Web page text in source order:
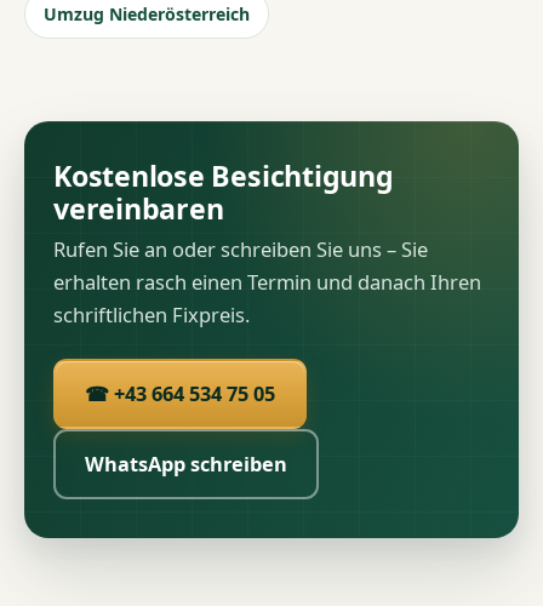
Umzug Niederösterreich
Kostenlose Besichtigung
vereinbaren
Rufen Sie an oder schreiben Sie uns – Sie
erhalten rasch einen Termin und danach Ihren
schriftlichen Fixpreis.
☎ +43 664 534 75 05
WhatsApp schreiben